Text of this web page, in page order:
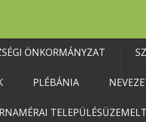
ÖNKORMÁNYZAT
PLÉBÁNIA